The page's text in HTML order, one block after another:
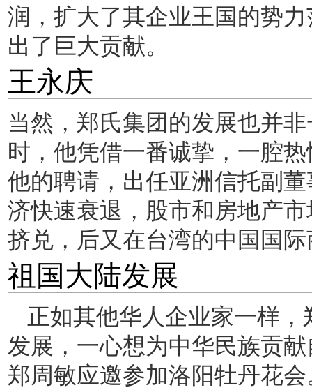
润，扩大了其企业王国的势
出了巨大贡献。
王永庆
当然，郑氏集团的发展也并
时，他凭借一番诚挚，一腔
他的聘请，出任亚洲信托副
济快速衰退，股市和房地产
挤兑，后又在台湾的中国国
祖国大陆发展
正如其他华人企业家一样
发展，一心想为中华民族贡
郑周敏应邀参加洛阳牡丹花